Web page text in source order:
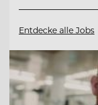
Entdecke alle Jobs